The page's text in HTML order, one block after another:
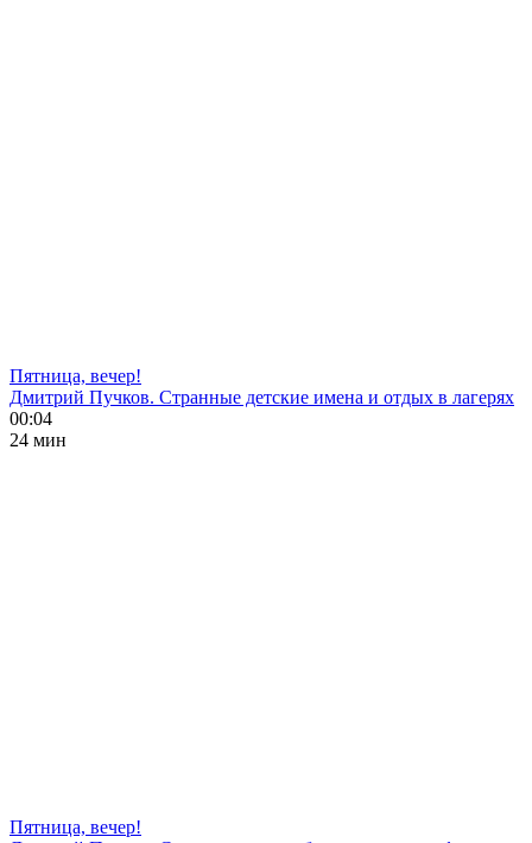
Пятница, вечер!
Дмитрий Пучков. Странные детские имена и отдых в лагерях
00:04
24 мин
Пятница, вечер!